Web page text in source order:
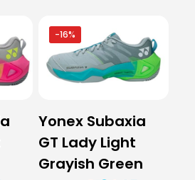
-16%
Yonex Subaxia
GT Lady Light
Grayish Green